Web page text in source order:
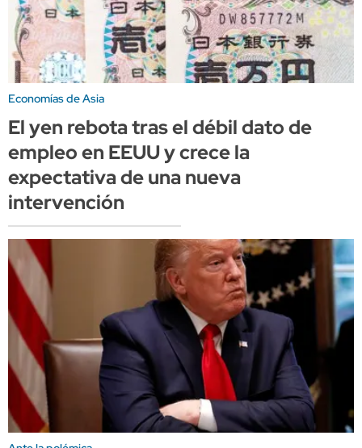
Economías de Asia
El yen rebota tras el débil dato de
empleo en EEUU y crece la
expectativa de una nueva
intervención